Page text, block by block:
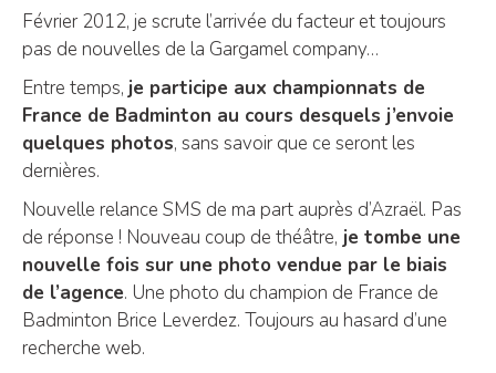
Février 2012, je scrute l’arrivée du facteur et toujours
pas de nouvelles de la Gargamel company…
Entre temps, je participe aux championnats de
France de Badminton au cours desquels j’envoie
quelques photos, sans savoir que ce seront les
dernières.
Nouvelle relance SMS de ma part auprès d’Azraël. Pas
de réponse ! Nouveau coup de théâtre, je tombe une
nouvelle fois sur une photo vendue par le biais
de l’agence. Une photo du champion de France de
Badminton Brice Leverdez. Toujours au hasard d’une
recherche web.